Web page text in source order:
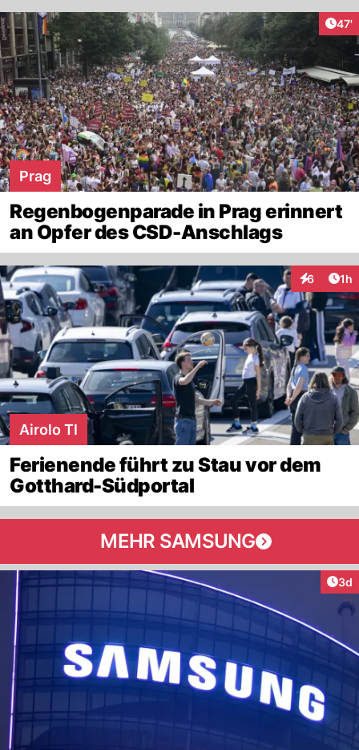
47'
Prag
Regenbogenparade in Prag erinnert
an Opfer des CSD-Anschlags
6 1h
Airolo TI
Ferienende führt zu Stau vor dem
Gotthard-Südportal
MEHR SAMSUNG
3d